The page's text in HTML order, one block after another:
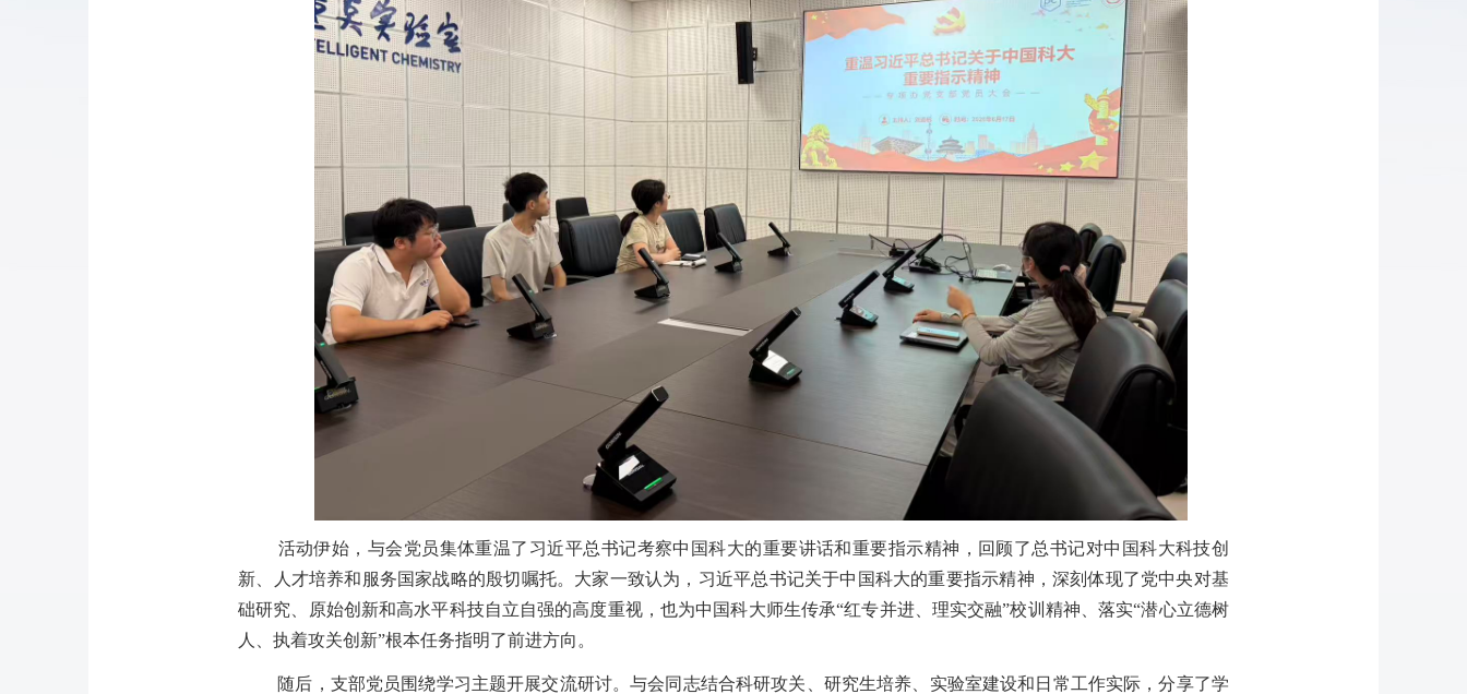
活动伊始，与会党员集体重温了习近平总书记考察中国科大的重要讲话和重要指示精神，回顾了总书记对中国科大科技创
新、人才培养和服务国家战略的殷切嘱托。大家一致认为，习近平总书记关于中国科大的重要指示精神，深刻体现了党中央对基
础研究、原始创新和高水平科技自立自强的高度重视，也为中国科大师生传承“红专并进、理实交融”校训精神、落实“潜心立德树
人、执着攻关创新”根本任务指明了前进方向。
随后，支部党员围绕学习主题开展交流研讨。与会同志结合科研攻关、研究生培养、实验室建设和日常工作实际，分享了学